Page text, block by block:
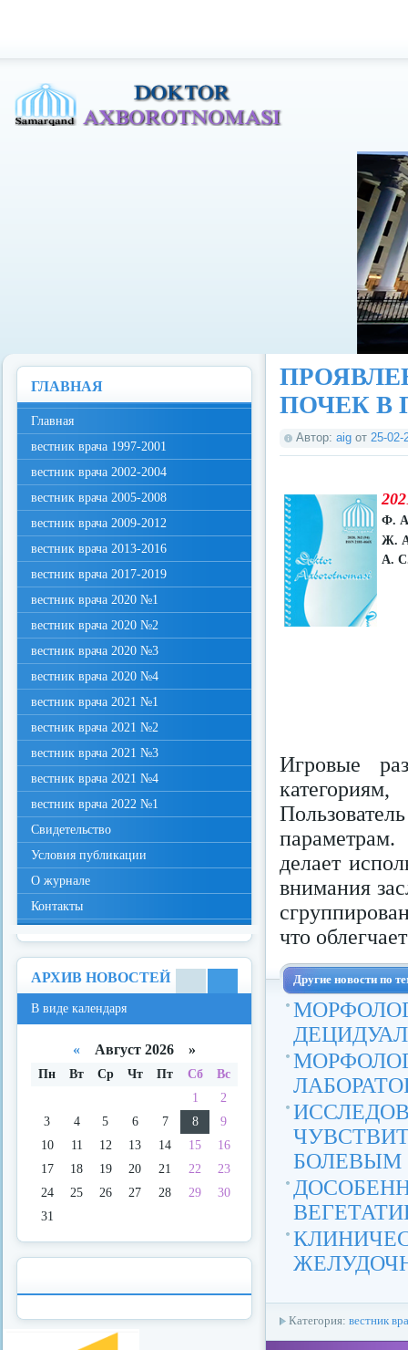
ПОЧЕК В
Автор: aig от 25-02-
Ф.
Ж.
А.
Игровые
делает
внимания
что
Другие новости по
БОЛЕВЫМ
Категория: вестник
ГЛАВНАЯ
Главная
вестник врача 1997-2001
вестник врача 2002-2004
вестник врача 2005-2008
вестник врача 2009-2012
вестник врача 2013-2016
вестник врача 2017-2019
вестник врача 2020 №1
вестник врача 2020 №2
вестник врача 2020 №3
вестник врача 2020 №4
вестник врача 2021 №1
вестник врача 2021 №2
вестник врача 2021 №3
вестник врача 2021 №4
вестник врача 2022 №1
Свидетельство
Условия публикации
О журнале
Контакты
АРХИВ НОВОСТЕЙ
В виде календаря
« Август 2026 »
Пн Вт Ср Чт Пт Сб
Вс
1
2
3
4 5 6 7 8
9
10
11 12 13 14 15
16
17
18 19 20 21 22
23
24
25 26 27 28 29
30
31